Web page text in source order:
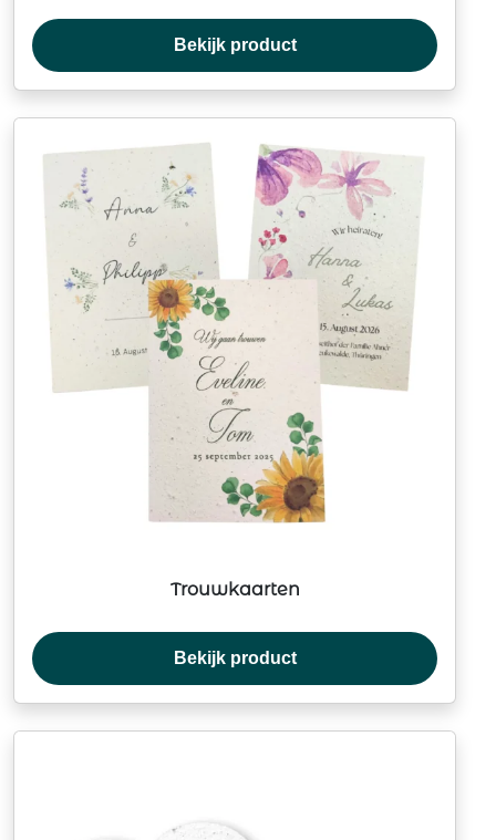
Bekijk product
Trouwkaarten
Bekijk product